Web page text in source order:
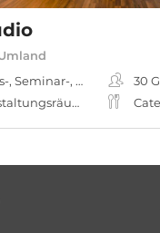
, Seminar-, Meeting-, 30